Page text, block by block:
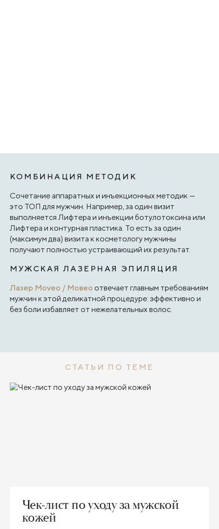
КОМБИНАЦИЯ МЕТОДИК
Сочетание аппаратных и инъекционных методик —
это ТОП для мужчин. Например, за один визит
выполняется Лифтера и инъекции ботулотоксина или
Лифтера и контурная пластика. То есть за один
(максимум два) визита к косметологу мужчины
получают полностью устраивающий их результат.
МУЖСКАЯ ЛАЗЕРНАЯ ЭПИЛЯЦИЯ
Лазер Moveo / Мовео отвечает главным требованиям
мужчин к этой деликатной процедуре: эффективно и
без боли избавляет от нежелательных волос.
СТАТЬИ ПО ТЕМЕ
Чек-лист по уходу за мужской
кожей